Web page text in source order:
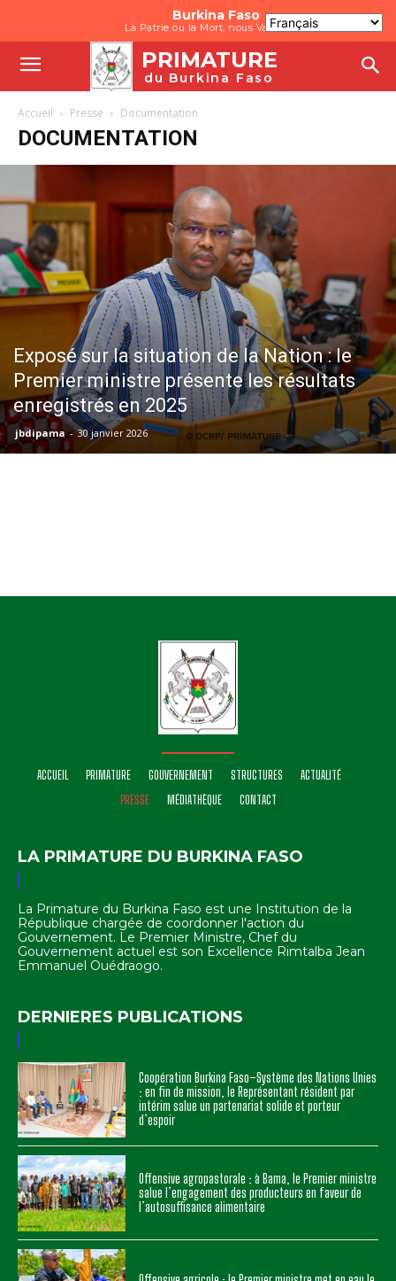
Burkina Faso
La Patrie ou la Mort, nous Vaincrons
PRIMATURE
du Burkina Faso
Accueil Presse Documentation
DOCUMENTATION
Exposé sur la situation de la Nation : le
Premier ministre présente les résultats
enregistrés en 2025
jbdipama - 30 janvier 2026
ACCUEIL PRIMATURE GOUVERNEMENT STRUCTURES
ACTUALITÉ
PRESSE
MÉDIATHÈQUE CONTACT
LA PRIMATURE DU BURKINA FASO
La Primature du Burkina Faso est une Institution de la
République chargée de coordonner l'action du
Gouvernement. Le Premier Ministre, Chef du
Gouvernement actuel est son Excellence Rimtalba Jean
Emmanuel Ouédraogo.
DERNIERES PUBLICATIONS
Coopération Burkina Faso–Système des Nations Unies
: en fin de mission, le Représentant résident par
intérim salue un partenariat solide et porteur
d’espoir
Offensive agropastorale : à Bama, le Premier ministre
salue l’engagement des producteurs en faveur de
l’autosuffisance alimentaire